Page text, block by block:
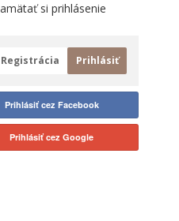
si prihlásenie
Registrácia Prihlásiť
Prihlásiť cez Facebook
Prihlásiť cez Google